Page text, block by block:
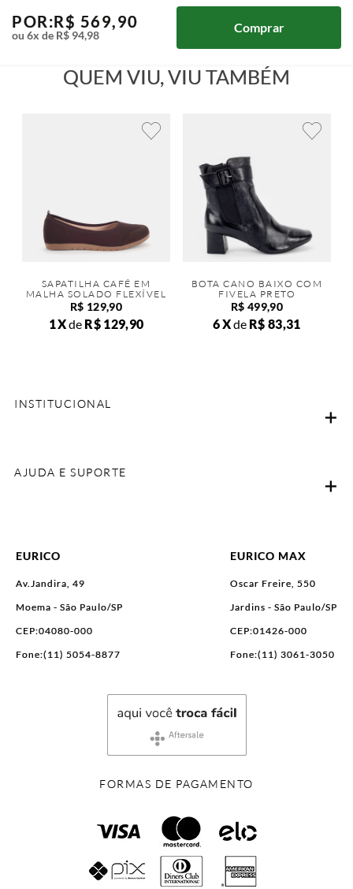
POR:R$ 569,90
ou 6x de R$ 94,98
Comprar
QUEM VIU, VIU TAMBÉM
SAPATILHA CAFÉ EM
MALHA SOLADO FLEXÍVEL
R$ 129,90
1 de R$ 129,90
BOTA CANO BAIXO COM
FIVELA PRETO
R$ 499,90
6 de R$ 83,31
INSTITUCIONAL
AJUDA E SUPORTE
EURICO
Av.Jandira, 49
Moema - São Paulo/SP
CEP:04080-000
Fone:(11) 5054-8877
EURICO MAX
Oscar Freire, 550
Jardins - São Paulo/SP
CEP:01426-000
Fone:(11) 3061-3050
FORMAS DE PAGAMENTO